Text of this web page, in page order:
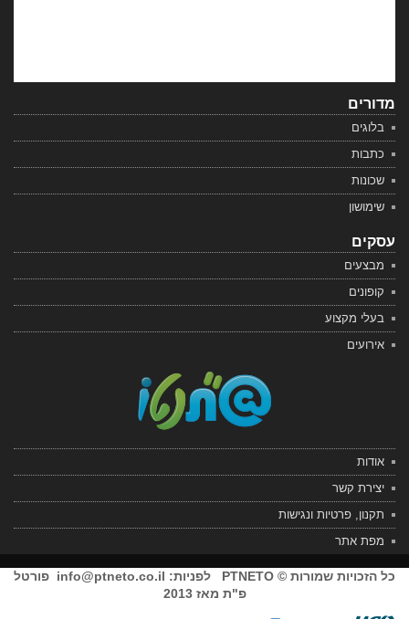
מדורים
בלוגים
כתבות
שכונות
שימושון
עסקים
מבצעים
קופונים
בעלי מקצוע
אירועים
אודות
יצירת קשר
תקנון, פרטיות ונגישות
מפת אתר
כל הזכויות שמורות © PTNETO לפניות: info@ptneto.co.il פורטל
פ"ת מאז 2013